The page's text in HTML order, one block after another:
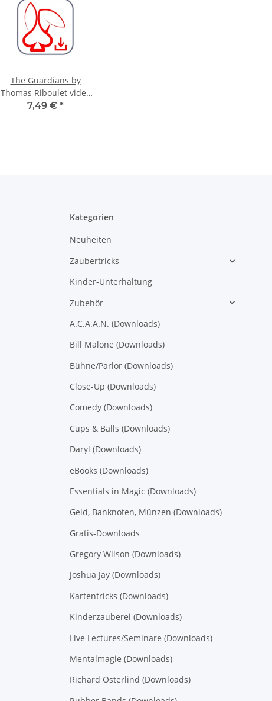
The Guardians by
Thomas Riboulet video
DOWNLOAD
7,49 € *
Kategorien
Neuheiten
Zaubertricks
Kinder-Unterhaltung
Zubehör
A.C.A.A.N. (Downloads)
Bill Malone (Downloads)
Bühne/Parlor (Downloads)
Close-Up (Downloads)
Comedy (Downloads)
Cups & Balls (Downloads)
Daryl (Downloads)
eBooks (Downloads)
Essentials in Magic (Downloads)
Geld, Banknoten, Münzen (Downloads)
Gratis-Downloads
Gregory Wilson (Downloads)
Joshua Jay (Downloads)
Kartentricks (Downloads)
Kinderzauberei (Downloads)
Live Lectures/Seminare (Downloads)
Mentalmagie (Downloads)
Richard Osterlind (Downloads)